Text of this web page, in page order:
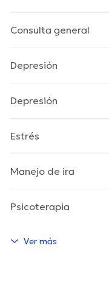
Consulta general
Depresión
Depresión
Estrés
Manejo de ira
Psicoterapia
Ver más